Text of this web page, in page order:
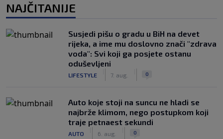
NAJČITANIJE
Susjedi pišu o gradu u BiH na devet
rijeka, a ime mu doslovno znači "zdrava
voda": Svi koji ga posjete ostanu
oduševljeni
LIFESTYLE 7. aug. 0
Auto koje stoji na suncu ne hladi se
najbrže klimom, nego postupkom koji
traje petnaest sekundi
AUTO 6. aug. 0